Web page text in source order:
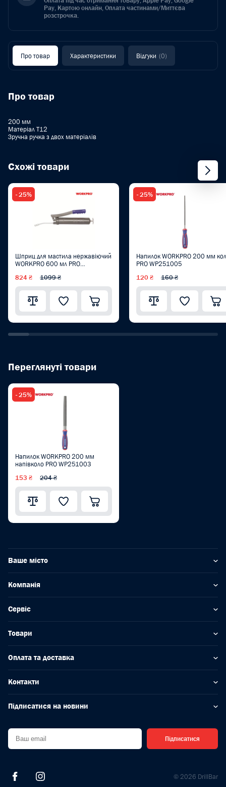
Pay, Картою онлайн, Оплата частинами/Миттєва
розстрочка.
Про товар Характеристики Відгуки (0)
Про товар
200 мм
Матеріал Т12
Зручна ручка з двох матеріалів
Схожі товари
- 25%
Шприц для мастила нержавіючий
WORKPRO 600 мл PRO
824 ₴ 1099 ₴
- 25%
Напилок WORKPRO 200 мм
PRO WP251005
120 ₴ 160 ₴
Переглянуті товари
- 25%
Напилок WORKPRO 200 мм
напівколо PRO WP251003
153 ₴ 204 ₴
Ваше місто
Компанія
Сервіс
Товари
Оплата та доставка
Контакти
Підписатися на новини
Підписатися
© 2026 DrillBar